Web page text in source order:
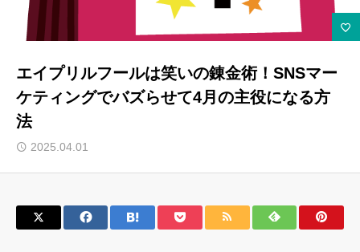
エイプリルフールは笑いの錬金術！SNSマー
ケティングでバズらせて4月の主役になる方
法
2025.04.01
LINEお友達登録
サロン会員登録
ログイン
特定商取引法 運営会社